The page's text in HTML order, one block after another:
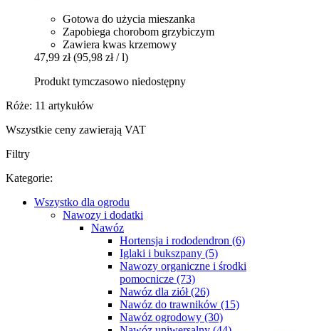
Gotowa do użycia mieszanka
Zapobiega chorobom grzybiczym
Zawiera kwas krzemowy
47,99 zł (95,98 zł / l)
Produkt tymczasowo niedostępny
Róże: 11 artykułów
Wszystkie ceny zawierają VAT
Filtry
Kategorie:
Wszystko dla ogrodu
Nawozy i dodatki
Nawóz
Hortensja i rododendron (6)
Iglaki i bukszpany (5)
Nawozy organiczne i środki
pomocnicze (73)
Nawóz dla ziół (26)
Nawóz do trawników (15)
Nawóz ogrodowy (30)